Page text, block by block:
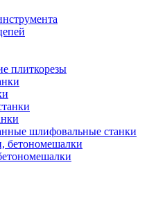
плиткорезы
шлифовальные станки